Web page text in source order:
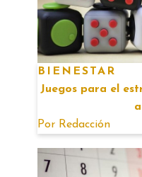
BIENESTAR
Juegos para el
Por Redacción